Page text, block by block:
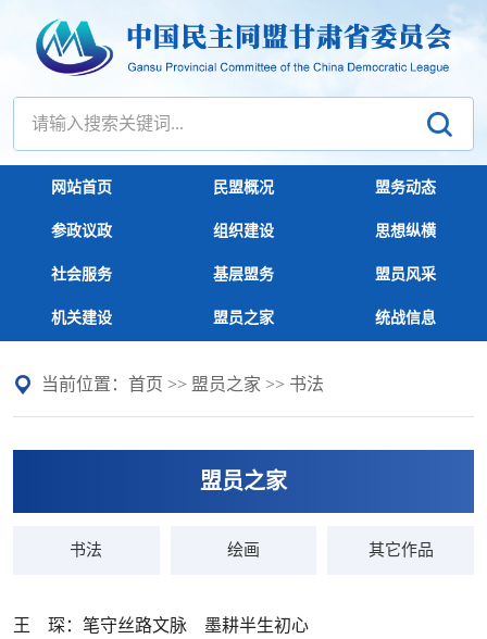
网站首页 民盟概况 盟务动态
参政议政 组织建设 思想纵横
社会服务 基层盟务 盟员风采
机关建设 盟员之家 统战信息
当前位置： 首页 >> 盟员之家 >> 书法
盟员之家
书法 绘画 其它作品
王 琛：笔守丝路文脉 墨耕半生初心